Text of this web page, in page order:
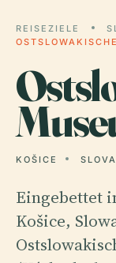
REISEZIELE
KOŠICE
Eingebettet
Košice,